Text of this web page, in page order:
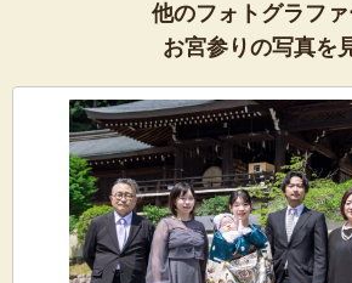
他のフォトグラフ
お宮参りの写真を